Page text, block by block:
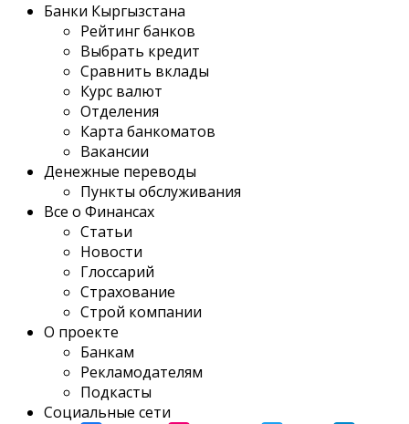
Банки Кыргызстана
Рейтинг банков
Выбрать кредит
Сравнить вклады
Курс валют
Отделения
Карта банкоматов
Вакансии
Денежные переводы
Пункты обслуживания
Все о Финансах
Статьи
Новости
Глоссарий
Страхование
Строй компании
О проекте
Банкам
Рекламодателям
Подкасты
Социальные сети